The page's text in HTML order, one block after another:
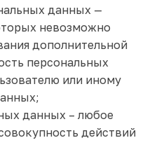
данных —
невозможно
дополнительной
персональных
или иному
данных – любое
действий